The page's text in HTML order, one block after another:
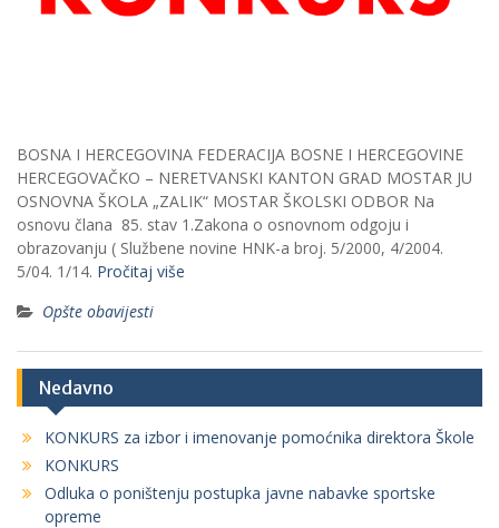
BOSNA I HERCEGOVINA FEDERACIJA BOSNE I HERCEGOVINE
HERCEGOVAČKO – NERETVANSKI KANTON GRAD MOSTAR JU
OSNOVNA ŠKOLA „ZALIK“ MOSTAR ŠKOLSKI ODBOR Na
osnovu člana 85. stav 1.Zakona o osnovnom odgoju i
obrazovanju ( Službene novine HNK-a broj. 5/2000, 4/2004.
5/04. 1/14. Pročitaj više
Opšte obavijesti
Nedavno
KONKURS za izbor i imenovanje pomoćnika direktora Škole
KONKURS
Odluka o poništenju postupka javne nabavke sportske
opreme